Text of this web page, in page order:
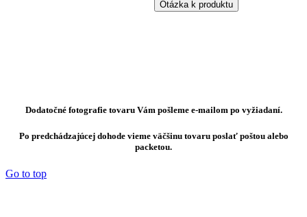
Otázka k produktu
Dodatočné fotografie tovaru Vám pošleme e-mailom po vyžiadaní.
Po predchádzajúcej dohode vieme väčšinu tovaru poslať poštou alebo
packetou.
Go to top